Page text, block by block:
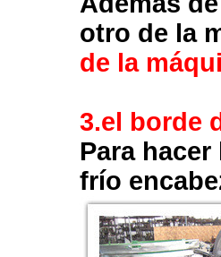
otro de la
de la
3.el borde
Para
frío